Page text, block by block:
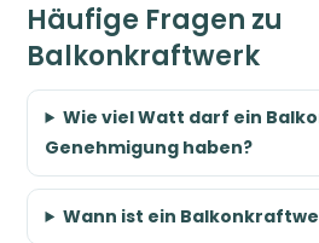
Häufige Fragen zu
Balkonkraftwerk
Wie viel Watt darf ein
Genehmigung haben?
Wann ist ein